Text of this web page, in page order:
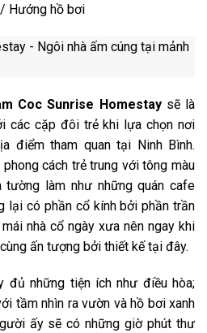
Hướng hồ bơi
Coc Sunrise Homestaysẽ là
các cặp đôi trẻ khi lựa chọn nơi
điểm tham quan tại Ninh Bình.
cách trẻ trung với tông màu
tường làm như những quán cafe
lại có phần cổ kính bởi phần trần
nhà cổ ngày xưa nên ngay khi
ấn tượng bởi thiết kế tại đây.
đủ những tiện ích như điều hòa;
tầm nhìn ra vườn và hồ bơi xanh
ấy sẽ có những giờ phút thư